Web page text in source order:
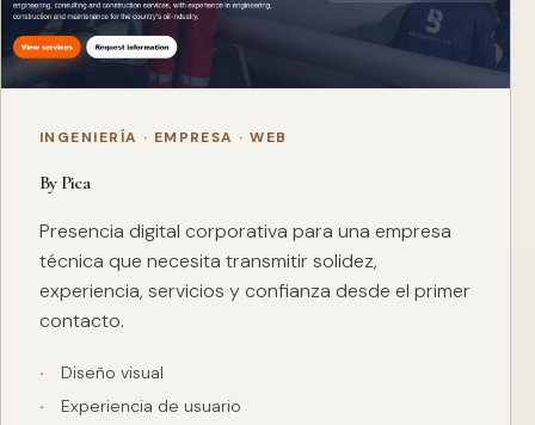
INGENIERÍA · EMPRESA · WEB
By Pica
Presencia digital corporativa para una empresa
técnica que necesita transmitir solidez,
experiencia, servicios y confianza desde el primer
contacto.
Diseño visual
Experiencia de usuario